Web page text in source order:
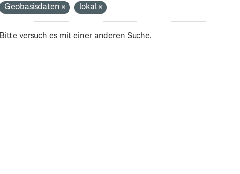
Geobasisdaten
lokal
Bitte versuch es mit einer anderen Suche.